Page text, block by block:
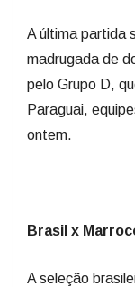
A última partida
madrugada de
pelo Grupo D,
Paraguai,
ontem.
Brasil x
A seleção